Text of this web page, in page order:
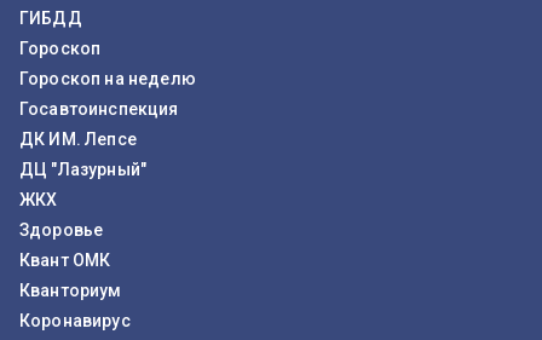
ГИБДД
Гороскоп
Гороскоп на неделю
Госавтоинспекция
ДК ИМ. Лепсе
ДЦ "Лазурный"
ЖКХ
Здоровье
Квант ОМК
Кванториум
Коронавирус